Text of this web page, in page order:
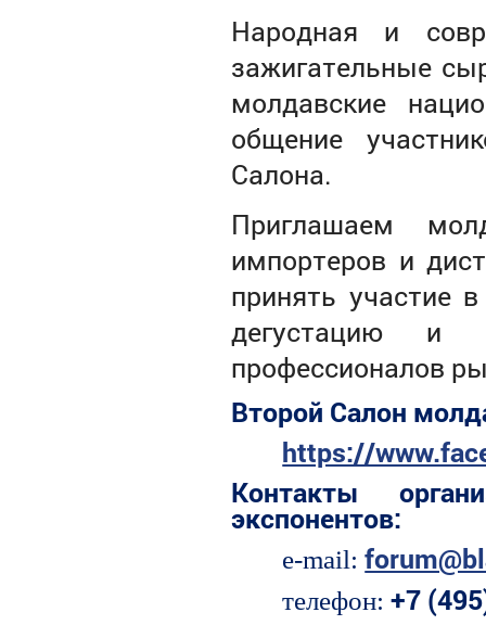
Народная и
зажигательные
молдавские
общение
Салона.
Приглашаем
импортеров и
принять участие
дегустацию и
профессионалов
Второй Салон
https://
Контакты
экспонентов:
e-mail:
телефон:+7